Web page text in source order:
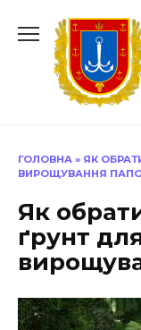
до
ГОЛОВНА » ЯК
ВИРОЩУВАННЯ
Як
ґрунт